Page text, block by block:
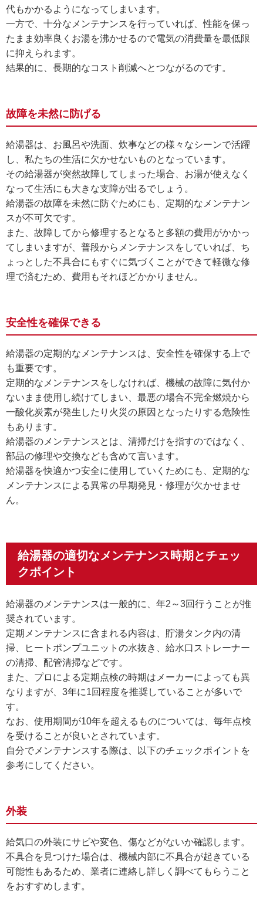
代もかかるようになってしまいます。
一方で、十分なメンテナンスを行っていれば、性能を保っ
たまま効率良くお湯を沸かせるので電気の消費量を最低限
に抑えられます。
結果的に、長期的なコスト削減へとつながるのです。
故障を未然に防げる
給湯器は、お風呂や洗面、炊事などの様々なシーンで活躍
し、私たちの生活に欠かせないものとなっています。
その給湯器が突然故障してしまった場合、お湯が使えなく
なって生活にも大きな支障が出るでしょう。
給湯器の故障を未然に防ぐためにも、定期的なメンテナン
スが不可欠です。
また、故障してから修理するとなると多額の費用がかかっ
てしまいますが、普段からメンテナンスをしていれば、ち
ょっとした不具合にもすぐに気づくことができて軽微な修
理で済むため、費用もそれほどかかりません。
安全性を確保できる
給湯器の定期的なメンテナンスは、安全性を確保する上で
も重要です。
定期的なメンテナンスをしなければ、機械の故障に気付か
ないまま使用し続けてしまい、最悪の場合不完全燃焼から
一酸化炭素が発生したり火災の原因となったりする危険性
もあります。
給湯器のメンテナンスとは、清掃だけを指すのではなく、
部品の修理や交換なども含めて言います。
給湯器を快適かつ安全に使用していくためにも、定期的な
メンテナンスによる異常の早期発見・修理が欠かせませ
ん。
給湯器の適切なメンテナンス時期とチェッ
クポイント
給湯器のメンテナンスは一般的に、年2～3回行うことが推
奨されています。
定期メンテナンスに含まれる内容は、貯湯タンク内の清
掃、ヒートポンプユニットの水抜き、給水口ストレーナー
の清掃、配管清掃などです。
また、プロによる定期点検の時期はメーカーによっても異
なりますが、3年に1回程度を推奨していることが多いで
す。
なお、使用期間が10年を超えるものについては、毎年点検
を受けることが良いとされています。
自分でメンテナンスする際は、以下のチェックポイントを
参考にしてください。
外装
給気口の外装にサビや変色、傷などがないか確認します。
不具合を見つけた場合は、機械内部に不具合が起きている
可能性もあるため、業者に連絡し詳しく調べてもらうこと
をおすすめします。